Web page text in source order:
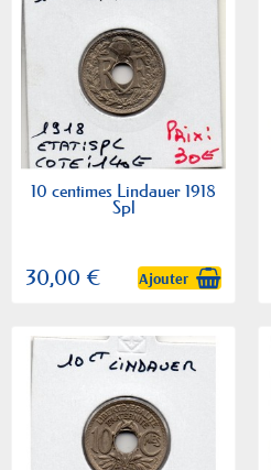
10 centimes Lindauer 1918
Spl
30,00 € Ajouter